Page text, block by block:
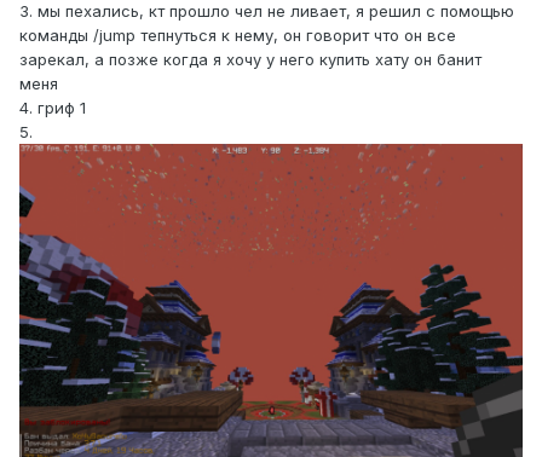
3. мы пехались, кт прошло чел не ливает, я решил с помощью
команды /jump тепнуться к нему, он говорит что он все
зарекал, а позже когда я хочу у него купить хату он банит
меня
4. гриф 1
5.